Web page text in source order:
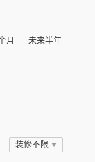
月 未来半年
装修不限